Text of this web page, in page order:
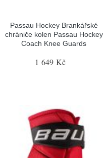
Passau Hockey Brankářské
chrániče kolen Passau Hockey
Coach Knee Guards
1 649 Kč